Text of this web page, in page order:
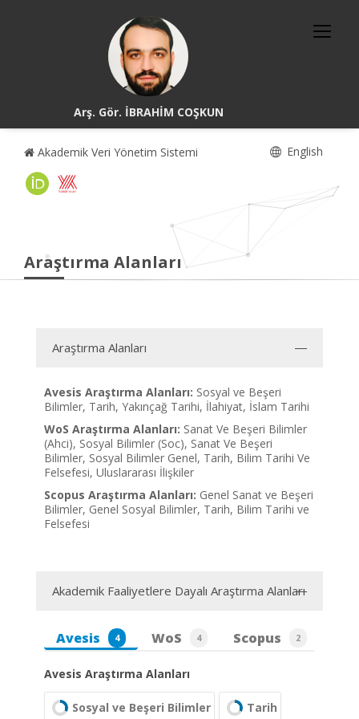
Arş. Gör. İBRAHİM COŞKUN
Akademik Veri Yönetim Sistemi English
Araştırma Alanları
Araştırma Alanları
Avesis Araştırma Alanları: Sosyal ve Beşeri
Bilimler, Tarih, Yakınçağ Tarihi, İlahiyat, İslam Tarihi
WoS Araştırma Alanları: Sanat Ve Beşeri Bilimler
(Ahci), Sosyal Bilimler (Soc), Sanat Ve Beşeri
Bilimler, Sosyal Bilimler Genel, Tarih, Bilim Tarihi Ve
Felsefesi, Uluslararası İlişkiler
Scopus Araştırma Alanları: Genel Sanat ve Beşeri
Bilimler, Genel Sosyal Bilimler, Tarih, Bilim Tarihi ve
Felsefesi
Akademik Faaliyetlere Dayalı Araştırma Alanları
Avesis 4 WoS 4 Scopus 2
Avesis Araştırma Alanları
Sosyal ve Beşeri Bilimler Tarih